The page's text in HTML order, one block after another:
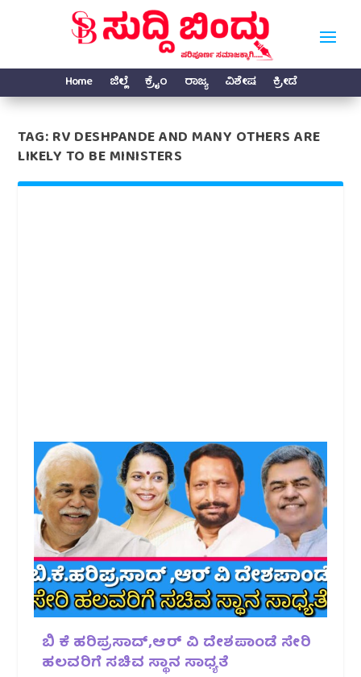
Home ಜಿಲ್ಲೆ ಕ್ರೈಂ ರಾಜ್ಯ ವಿಶೇಷ ಕ್ರೀಡೆ
TAG:RV DESHPANDE AND MANY OTHERS ARE
LIKELY TO BE MINISTERS
ಬಿ ಕೆ ಹರಿಪ್ರಸಾದ್,ಆರ್ ವಿ ದೇಶಪಾಂಡೆ ಸೇರಿ
ಹಲವರಿಗೆ ಸಚಿವ ಸ್ಥಾನ ಸಾಧ್ಯತೆ